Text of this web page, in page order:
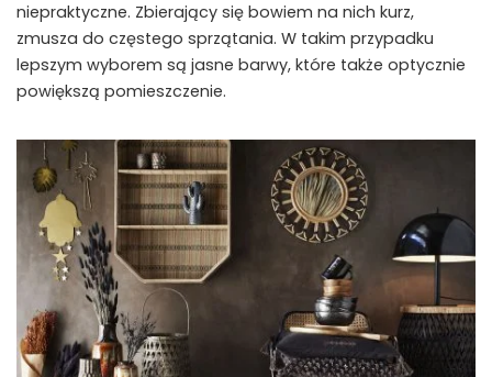
niepraktyczne. Zbierający się bowiem na nich kurz,
zmusza do częstego sprzątania. W takim przypadku
lepszym wyborem są jasne barwy, które także optycznie
powiększą pomieszczenie.